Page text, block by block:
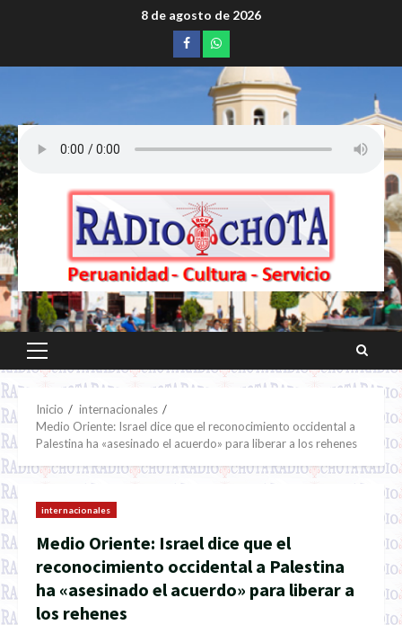
8 de agosto de 2026
Facebookwhatsapp
Menú
principal
Inicio
internacionales
Medio Oriente: Israel dice que el reconocimiento occidental a
Palestina ha «asesinado el acuerdo» para liberar a los rehenes
internacionales
Medio Oriente: Israel dice que el
reconocimiento occidental a Palestina
ha «asesinado el acuerdo» para liberar a
los rehenes